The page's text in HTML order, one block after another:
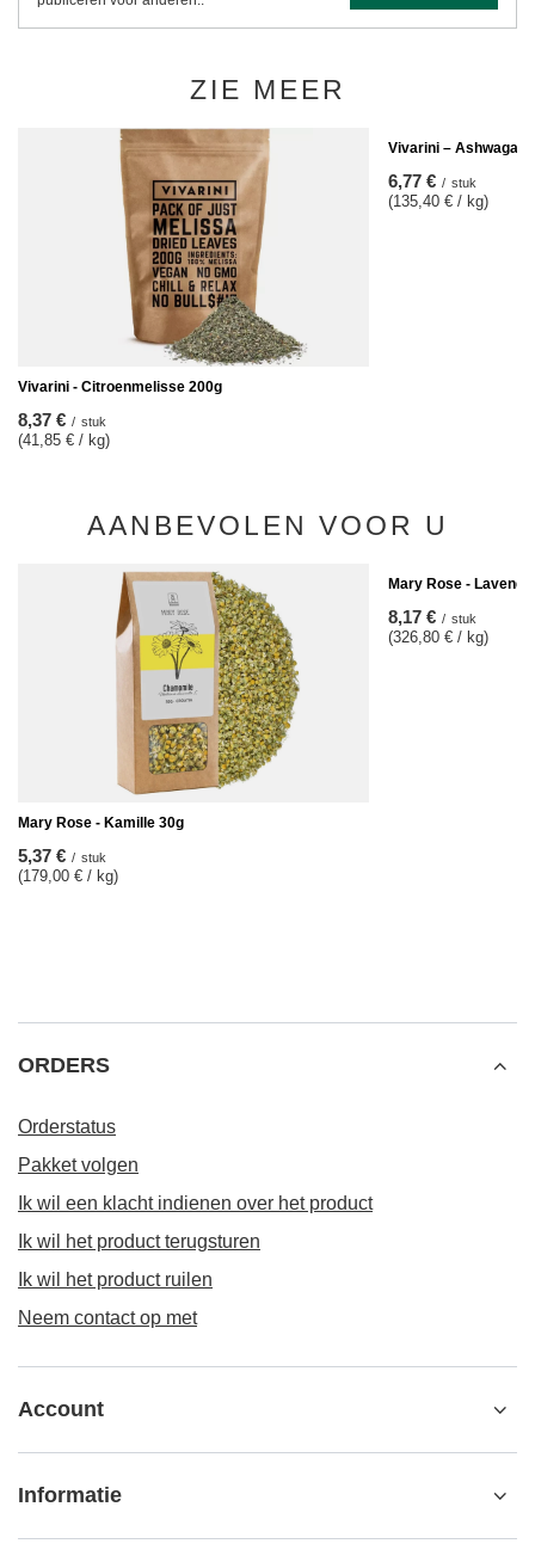
ZIE MEER
Vivarini - Citroenmelisse 200g
8,37 € / stuk
(41,85 € / kg)
Vivarini –
6,77 € / stuk
(135,40 € / kg)
AANBEVOLEN VOOR U
Mary Rose - Kamille 30g
5,37 € / stuk
(179,00 € / kg)
Mary Rose -
8,17 € / stuk
(326,80 € / kg)
ORDERS
Orderstatus
Pakket volgen
Ik wil een klacht indienen over het product
Ik wil het product terugsturen
Ik wil het product ruilen
Neem contact op met
Account
Informatie